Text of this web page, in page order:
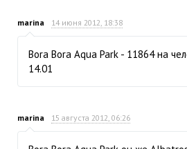
marina 14 июня 2012, 18:38
Bora Bora Aqua Park - 11864 на
14.01
marina 15 августа 2012, 06:26